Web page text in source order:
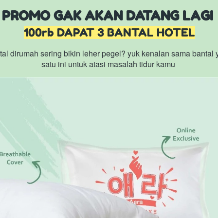
PROMO GAK AKAN DATANG LAGI
100rb DAPAT 3 BANTAL HOTEL
dirumah sering bikin leher pegel? yuk kenalan sama bantal
satu ini untuk atasi masalah tidur kamu